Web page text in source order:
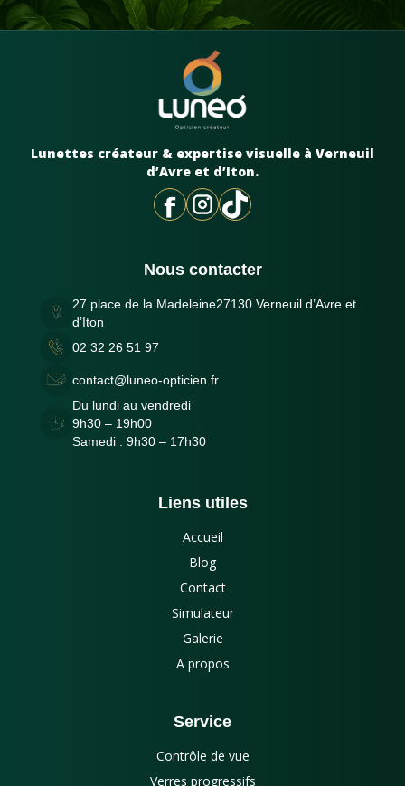
Lunettes créateur & expertise visuelle à Verneuil
d’Avre et d’Iton.
Nous contacter
27 place de la Madeleine27130 Verneuil d’Avre et
d’Iton
02 32 26 51 97
contact@luneo-opticien.fr
Du lundi au vendredi
9h30 – 19h00
Samedi : 9h30 – 17h30
Liens utiles
Accueil
Blog
Contact
Simulateur
Galerie
A propos
Service
Contrôle de vue
Verres progressifs